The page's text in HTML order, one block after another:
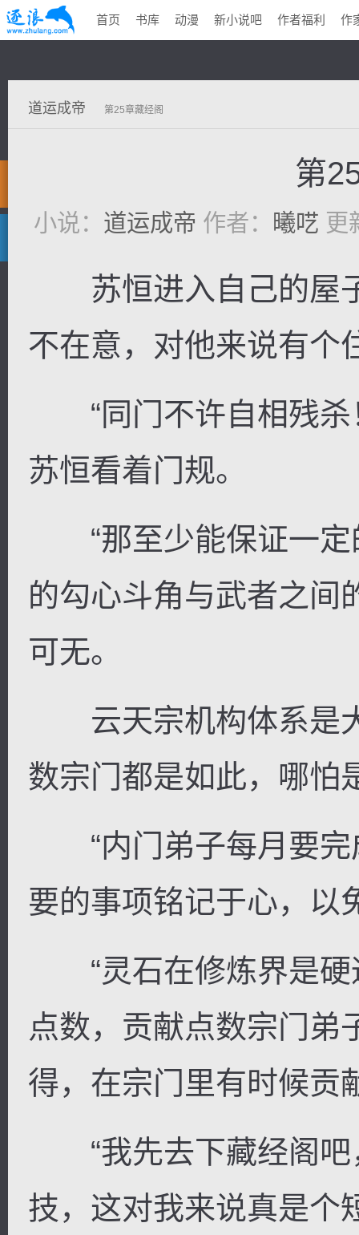
逐浪小说
首页 书库 动漫 新小说吧 作者福利 作
道运成帝 第25章藏经阁
第
小说： 道运成帝 作者： 曦呓 更
苏恒进入自己的屋
不在意，对他来说有个
“同门不许自相残杀
苏恒看着门规。
“那至少能保证一定
的勾心斗角与武者之间
可无。
云天宗机构体系是
数宗门都是如此，哪怕
“内门弟子每月要完
要的事项铭记于心，以
“灵石在修炼界是硬
点数，贡献点数宗门弟
得，在宗门里有时候贡
“我先去下藏经阁吧
技，这对我来说真是个